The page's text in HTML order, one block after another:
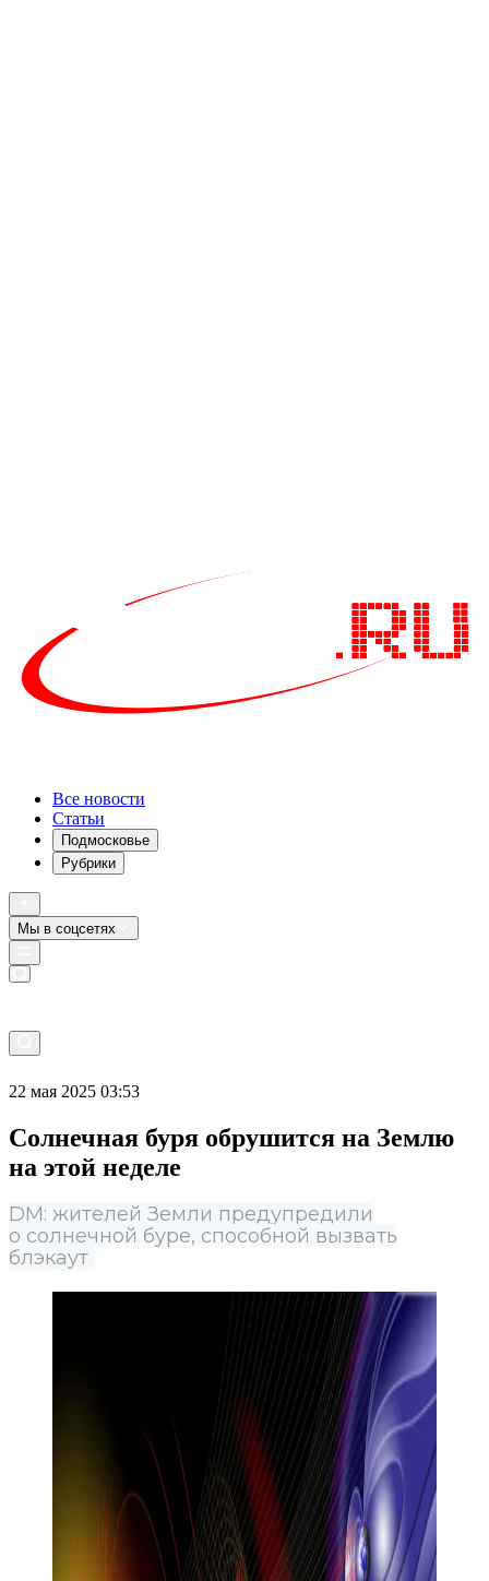
Все новости
Статьи
Подмосковье
Рубрики
Мы в соцсетях
22 мая 2025 03:53
Солнечная буря обрушится на Землю
на этой неделе
DM: жителей Земли предупредили
о солнечной буре, способной вызвать
блэкаут